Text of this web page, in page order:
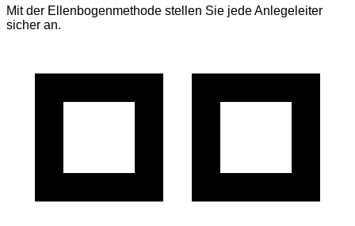
Mit der Ellenbogenmethode stellen Sie jede Anlegeleiter
sicher an.